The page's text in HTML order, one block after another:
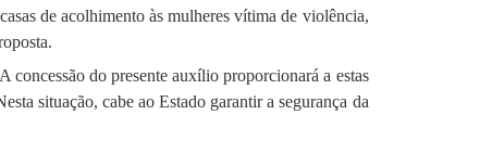
de acolhimento às mulheres vítima de violência,
do presente auxílio proporcionará a estas
situação, cabe ao Estado garantir a segurança da